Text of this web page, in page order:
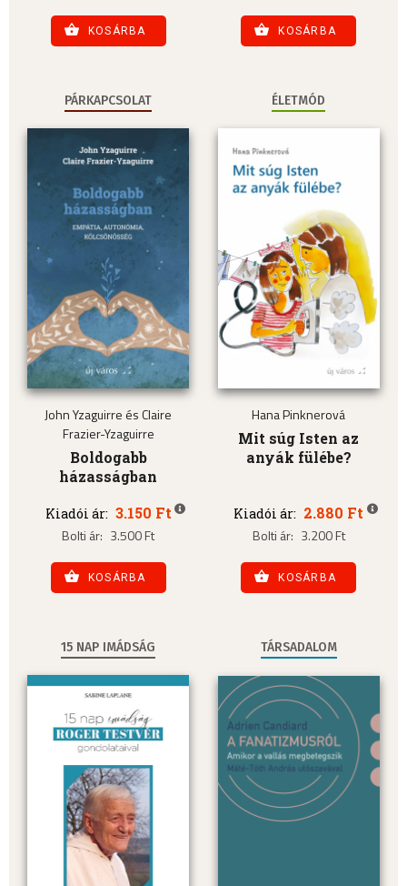
KOSÁRBA KOSÁRBA
PÁRKAPCSOLAT
John Yzaguirre és Claire
Frazier-Yzaguirre
Boldogabb
házasságban
Kiadói ár: 3.150 Ft
Bolti ár: 3.500 Ft
KOSÁRBA
ÉLETMÓD
Hana Pinknerová
Mit súg Isten az
anyák fülébe?
Kiadói ár: 2.880 Ft
Bolti ár: 3.200 Ft
KOSÁRBA
15 NAP IMÁDSÁG TÁRSADALOM